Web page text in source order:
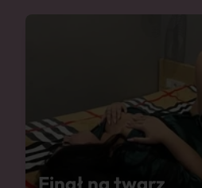
Finał na twarz